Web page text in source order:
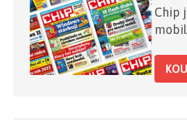
Chip